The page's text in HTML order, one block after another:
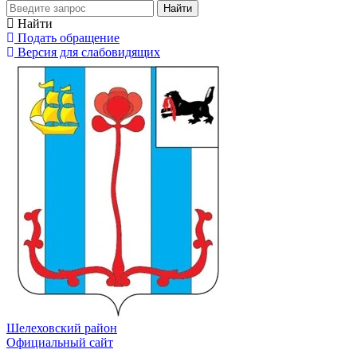
Найти
Найти
Подать обращение
Версия для слабовидящих
Шелеховский район
Официальный сайт